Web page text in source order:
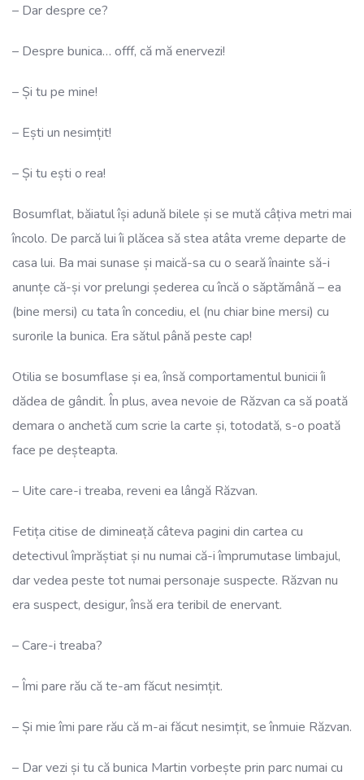
– Dar despre ce?
– Despre bunica… offf, că mă enervezi!
– Și tu pe mine!
– Ești un nesimțit!
– Și tu ești o rea!
Bosumflat, băiatul își adună bilele și se mută câțiva metri mai
încolo. De parcă lui îi plăcea să stea atâta vreme departe de
casa lui. Ba mai sunase și maică-sa cu o seară înainte să-i
anunțe că-și vor prelungi șederea cu încă o săptămână – ea
(bine mersi) cu tata în concediu, el (nu chiar bine mersi) cu
surorile la bunica. Era sătul până peste cap!
Otilia se bosumflase și ea, însă comportamentul bunicii îi
dădea de gândit. În plus, avea nevoie de Răzvan ca să poată
demara o anchetă cum scrie la carte și, totodată, s-o poată
face pe deșteapta.
– Uite care-i treaba, reveni ea lângă Răzvan.
Fetița citise de dimineață câteva pagini din cartea cu
detectivul împrăștiat și nu numai că-i împrumutase limbajul,
dar vedea peste tot numai personaje suspecte. Răzvan nu
era suspect, desigur, însă era teribil de enervant.
– Care-i treaba?
– Îmi pare rău că te-am făcut nesimțit.
– Și mie îmi pare rău că m-ai făcut nesimțit, se înmuie Răzvan.
– Dar vezi și tu că bunica Martin vorbește prin parc numai cu